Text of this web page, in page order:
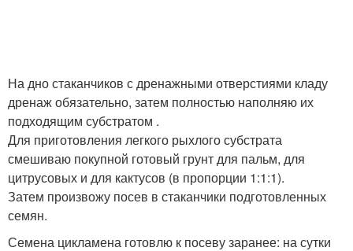
На дно стаканчиков с дренажными отверстиями кладу
дренаж обязательно, затем полностью наполняю их
подходящим субстратом .
Для приготовления легкого рыхлого субстрата
смешиваю покупной готовый грунт для пальм, для
цитрусовых и для кактусов (в пропорции 1:1:1).
Затем произвожу посев в стаканчики подготовленных
семян.
Семена цикламена готовлю к посеву заранее: на сутки